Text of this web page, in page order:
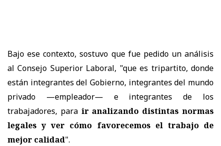
Bajo ese contexto,sostuvo que fue pedido un análisis
al Consejo Superior Laboral, "que es tripartito, donde
están integrantes del Gobierno, integrantes del mundo
privado —empleador— e integrantes de los
trabajadores, parair analizando distintas normas
legales y ver cómo favorecemos el trabajo de
mejor calidad".